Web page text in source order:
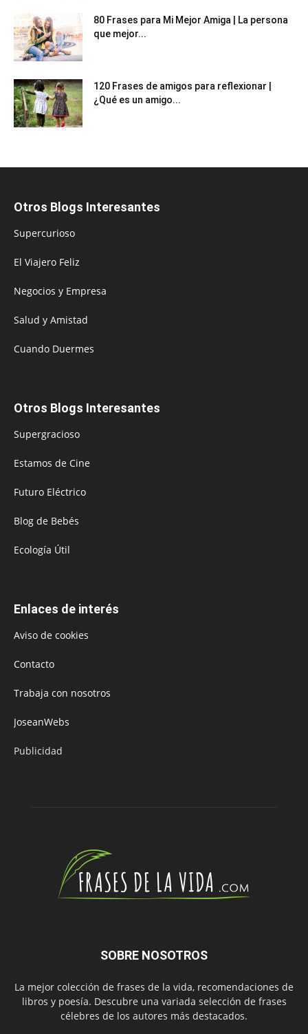
80 Frases para Mi Mejor Amiga | La persona
que mejor...
120 Frases de amigos para reflexionar |
¿Qué es un amigo...
Otros Blogs Interesantes
Supercurioso
El Viajero Feliz
Negocios y Empresa
Salud y Amistad
Cuando Duermes
Otros Blogs Interesantes
Supergracioso
Estamos de Cine
Futuro Eléctrico
Blog de Bebés
Ecología Útil
Enlaces de interés
Aviso de cookies
Contacto
Trabaja con nosotros
JoseanWebs
Publicidad
SOBRE NOSOTROS
La mejor colección de frases de la vida, recomendaciones de
libros y poesía. Descubre una variada selección de frases
célebres de los autores más destacados.